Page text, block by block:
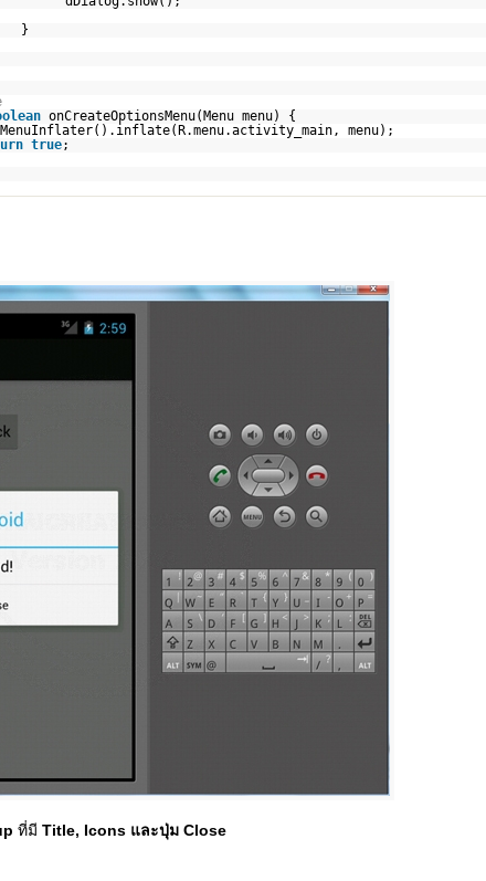
}
onCreateOptionsMenu(Menu menu) {
menu);
true;
ที่มี Title, Icons และปุ่ม Close